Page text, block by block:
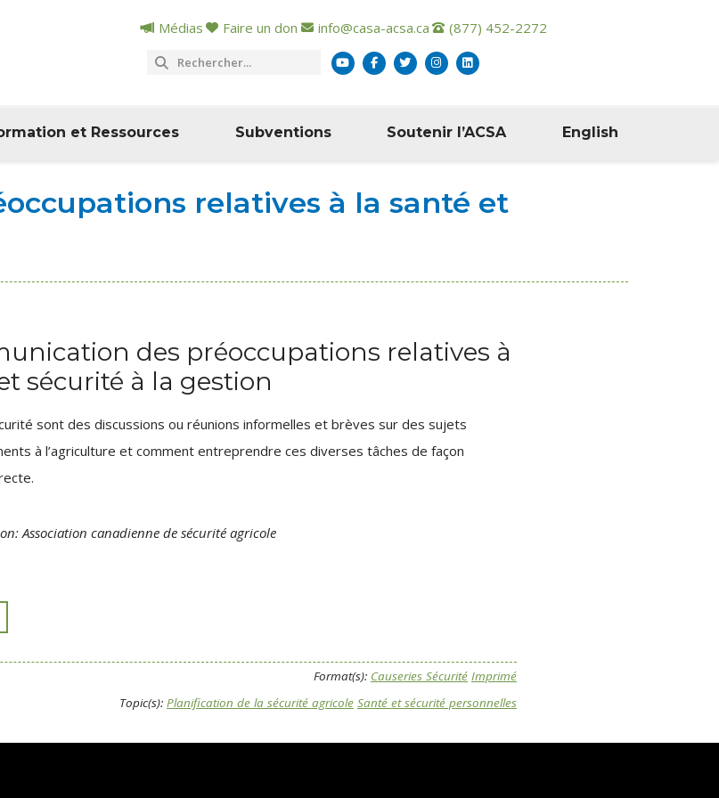
Médias Faire un don info@casa-acsa.ca (877) 452-2272
et Ressources Subventions Soutenir l’ACSA English
relatives à la santé et
des préoccupations relatives à
sécurité à la gestion
sont des discussions ou réunions informelles et brèves sur des sujets
à l’agriculture et comment entreprendre ces diverses tâches de façon
Association canadienne de sécurité agricole
Format(s): Causeries Sécurité Imprimé
Topic(s): Planification de la sécurité agricole Santé et sécurité personnelles